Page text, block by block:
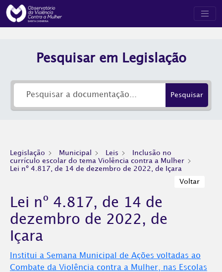
Pesquisar em Legislação
Pesquisar
Legislação Municipal Leis
Inclusão no
currículo escolar do tema Violência contra a Mulher
Lei nº 4.817, de 14 de dezembro de 2022, de Içara
Voltar
Lei nº 4.817, de 14 de
dezembro de 2022, de
Içara
Institui a Semana Municipal de Ações voltadas ao
Combate da Violência contra a Mulher, nas Escolas